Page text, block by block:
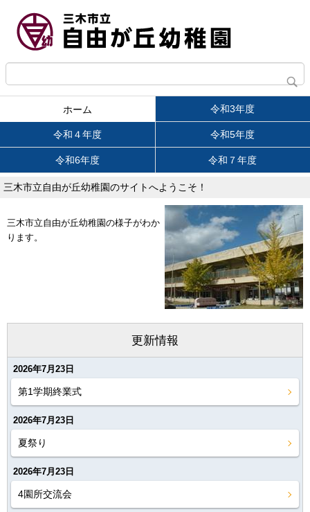
ホーム 令和3年度
令和４年度 令和5年度
令和6年度 令和７年度
三木市立自由が丘幼稚園のサイトへようこそ！
三木市立自由が丘幼稚園の様子がわか
ります。
更新情報
2026年7月23日
第1学期終業式
2026年7月23日
夏祭り
2026年7月23日
4園所交流会